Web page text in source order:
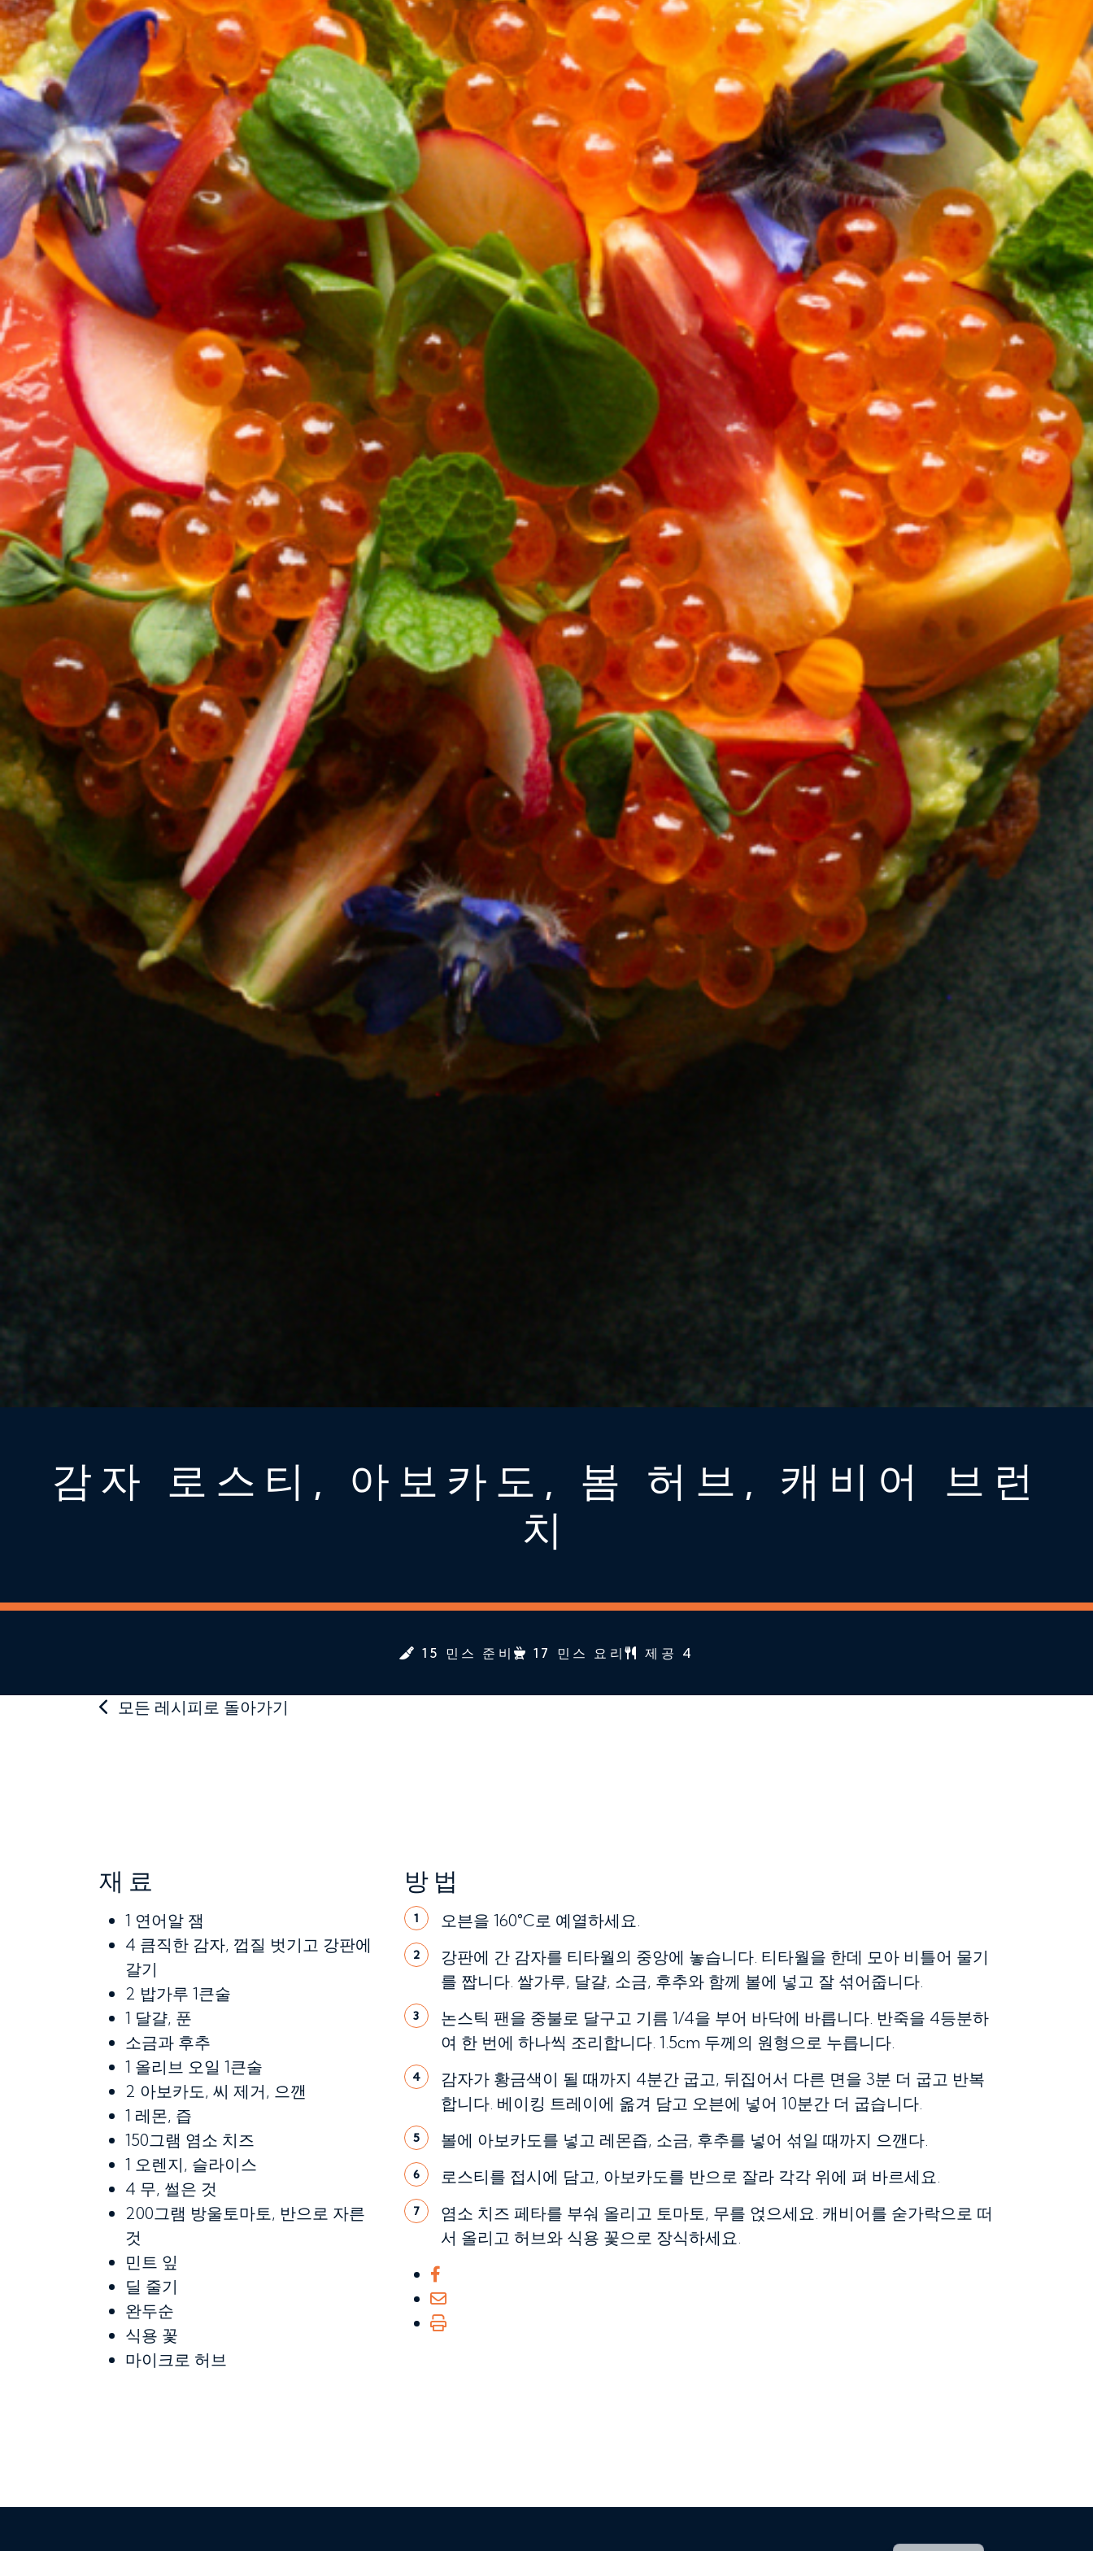
감자 로스티, 아보카도, 봄 허브, 캐비어 브런
치
15 민스 준비 17 민스 요리 제공 4
모든 레시피로 돌아가기
재료
1 연어알 잼
4 큼직한 감자, 껍질 벗기고 강판에
갈기
2 밥가루 1큰술
1 달걀, 푼
소금과 후추
1 올리브 오일 1큰술
2 아보카도, 씨 제거, 으깬
1 레몬, 즙
150그램 염소 치즈
1 오렌지, 슬라이스
4 무, 썰은 것
200그램 방울토마토, 반으로 자른
것
민트 잎
딜 줄기
완두순
식용 꽃
마이크로 허브
방법
1 오븐을 160°C로 예열하세요.
2
강판에 간 감자를 티타월의 중앙에 놓습니다. 티타월을 한데 모아 비틀어 물기
를 짭니다. 쌀가루, 달걀, 소금, 후추와 함께 볼에 넣고 잘 섞어줍니다.
3
논스틱 팬을 중불로 달구고 기름 1/4을 부어 바닥에 바릅니다. 반죽을 4등분하
여 한 번에 하나씩 조리합니다. 1.5cm 두께의 원형으로 누릅니다.
4
감자가 황금색이 될 때까지 4분간 굽고, 뒤집어서 다른 면을 3분 더 굽고 반복
합니다. 베이킹 트레이에 옮겨 담고 오븐에 넣어 10분간 더 굽습니다.
5 볼에 아보카도를 넣고 레몬즙, 소금, 후추를 넣어 섞일 때까지 으깬다.
6 로스티를 접시에 담고, 아보카도를 반으로 잘라 각각 위에 펴 바르세요.
7
염소 치즈 페타를 부숴 올리고 토마토, 무를 얹으세요. 캐비어를 숟가락으로 떠
서 올리고 허브와 식용 꽃으로 장식하세요.